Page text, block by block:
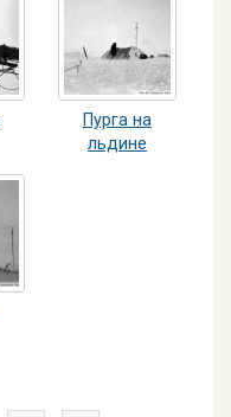
Пурга на
льдине